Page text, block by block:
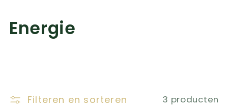
C
l
Energie
Filteren en sorteren 3 producten